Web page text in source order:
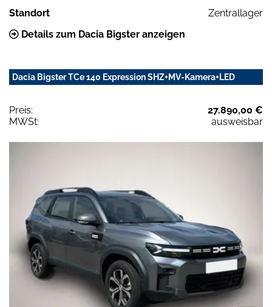
Standort
Zentrallager
Details zum Dacia Bigster anzeigen
Dacia Bigster TCe 140 Expression SHZ+MV-Kamera+LED
Preis:
27.890,00 €
MWSt:
ausweisbar